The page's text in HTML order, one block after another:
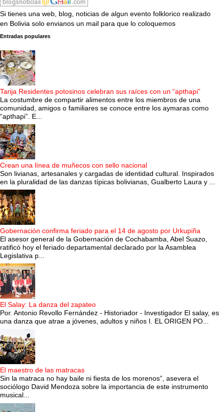
Si tienes una web, blog, noticias de algun evento folklorico realizado
en Bolivia solo envianos un mail para que lo coloquemos
Entradas populares
Tarija Residentes potosinos celebran sus raíces con un “apthapi”
La costumbre de compartir alimentos entre los miembros de una
comunidad, amigos o familiares se conoce entre los aymaras como
“apthapi”. E...
Crean una línea de muñecos con sello nacional
Son livianas, artesanales y cargadas de identidad cultural. Inspirados
en la pluralidad de las danzas típicas bolivianas, Gualberto Laura y ...
Gobernación confirma feriado para el 14 de agosto por Urkupiña
El asesor general de la Gobernación de Cochabamba, Abel Suazo,
ratificó hoy el feriado departamental declarado por la Asamblea
Legislativa p...
El Salay: La danza del zapateo
Por. Antonio Revollo Fernández - Historiador - Investigador El salay, es
una danza que atrae a jóvenes, adultos y niños I. EL ORIGEN PO...
El maestro de las matracas
Sin la matraca no hay baile ni fiesta de los morenos”, asevera el
sociólogo David Mendoza sobre la importancia de este instrumento
musical...